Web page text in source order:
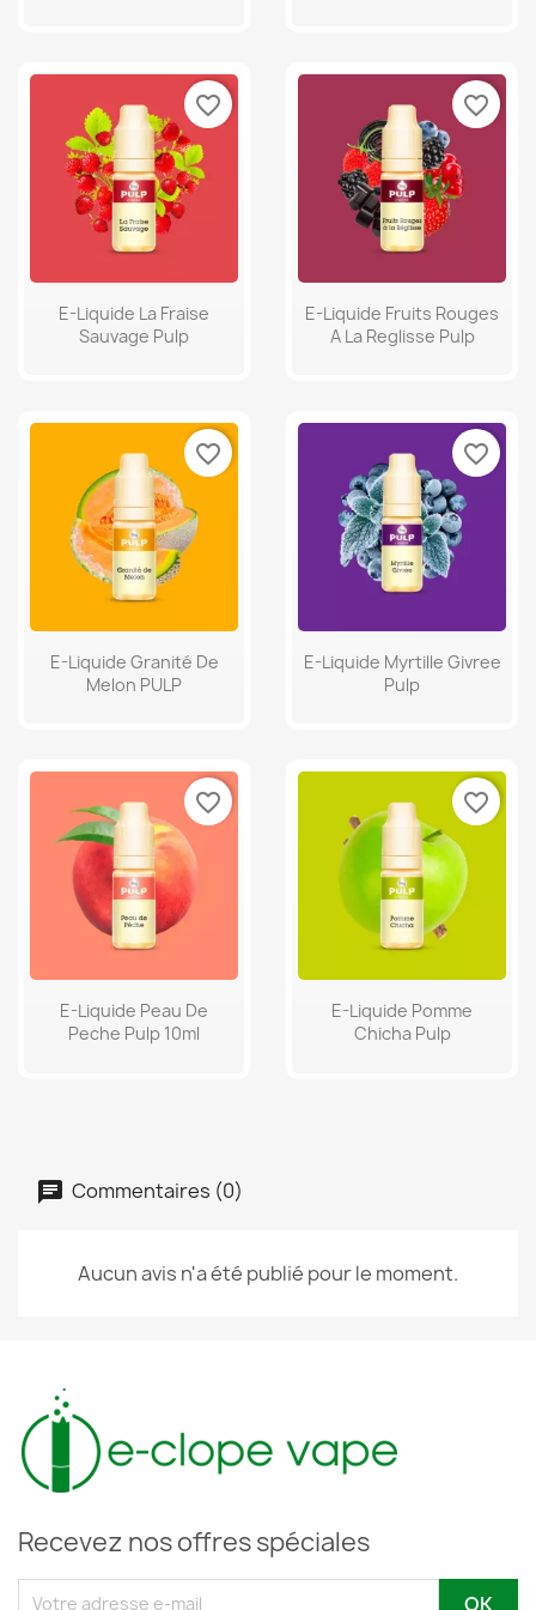
E-Liquide La Fraise
Sauvage Pulp
favorite_border
E-Liquide Fruits Rouges
A La Reglisse Pulp
favorite_border
E-Liquide Granité De
Melon PULP
favorite_border
E-Liquide Myrtille Givree
Pulp
favorite_border
E-Liquide Peau De
Peche Pulp 10ml
favorite_border
E-Liquide Pomme
Chicha Pulp
favorite_border
Commentaires (0)
Aucun avis n'a été publié pour le moment.
Recevez nos offres spéciales